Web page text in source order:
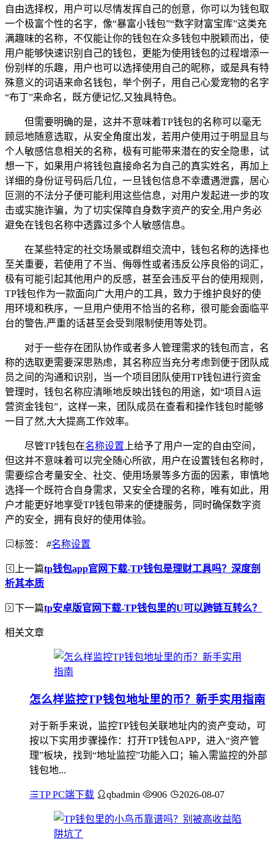
自由选择权，用户可以尽情发挥自己的创意，你可以为钱包取
一个极富个性的名字，像“暴富小钱包”“数字财富宝库”这类充
满趣味的名称，不仅能让你的钱包在众多钱包中脱颖而出，使
用户能够快速识别自己的钱包，更能为使用钱包的过程增添一
份别样的乐趣，用户也可以选择使用自己的昵称，或是具有特
殊意义的词语来命名钱包，举个例子，用自己心爱宠物的名字
“布丁”来命名，既方便记忆,又独具特色。
但需要明确的是，这并不意味着TP钱包的名称可以毫无
顾忌地随意选取，从安全角度出发，若用户使用过于明显且与
个人敏感信息相关的名称，极有可能带来潜在的安全隐患，试
想一下，如果用户将钱包直接命名为自己的真实姓名，再加上
详细的身份证号码后几位，一旦钱包信息不幸遭遇泄露，居心
叵测的不法分子便可能利用这些信息，对用户发起进一步的攻
击或实施诈骗，为了切实保障自身数字资产的安全,用户务必
避免在钱包名称中透露过多个人敏感信息。
在某些特定的社交场景或群组交流中，钱包名称的选择也
至关重要，若使用了不当、侮辱性或者违反公序良俗的词汇，
极有可能引起其他用户的反感，甚至会违反平台的使用规则，
TP钱包作为一款面向广大用户的工具，致力于维护良好的使
用环境和秩序，一旦用户使用不恰当的名称，很可能会面临平
台的警告,严重的话甚至会受到限制使用等处罚。
对于一些存在团队协作或者多人管理需求的钱包而言，名
称的选取更需要深思熟虑，其名称应当充分考虑到便于团队成
员之间的沟通和识别，当一个项目团队使用TP钱包进行资金
管理时，钱包名称应清晰地反映出钱包的用途，如“项目A运
营资金钱包”，这样一来，团队成员在查看和操作钱包时能够
一目了然,大大提高工作效率。
尽管TP钱包在名称设置 上给予了用户一定的自由空间，
但这并不意味着可以完全随心所欲，用户在设置钱包名称时，
需要综合考量安全、社交、使用场景等多方面的因素，审慎地
选择一个既符合自身需求，又安全合理的名称，唯有如此，用
户才能更好地享受TP钱包带来的便捷服务，同时确保数字资
产的安全，拥有良好的使用体验。
标签： #名称设置
上一篇tp钱包app官网下载-TP钱包是理财工具吗？深度剖
析其本质
下一篇tp安卓版官网下载-TP钱包里的U可以跨链互转么？
相关文章
怎么样监控TP钱包地址里的币？新手实用指南
对于新手来说，监控TP钱包关联地址内的资产变动，可
按以下实用步骤操作：打开TP钱包APP，进入“资产管
理”板块，找到“地址监控”功能入口；输入需监控的外部
钱包地...
TP PC端下载 qbadmin 906 2026-08-07